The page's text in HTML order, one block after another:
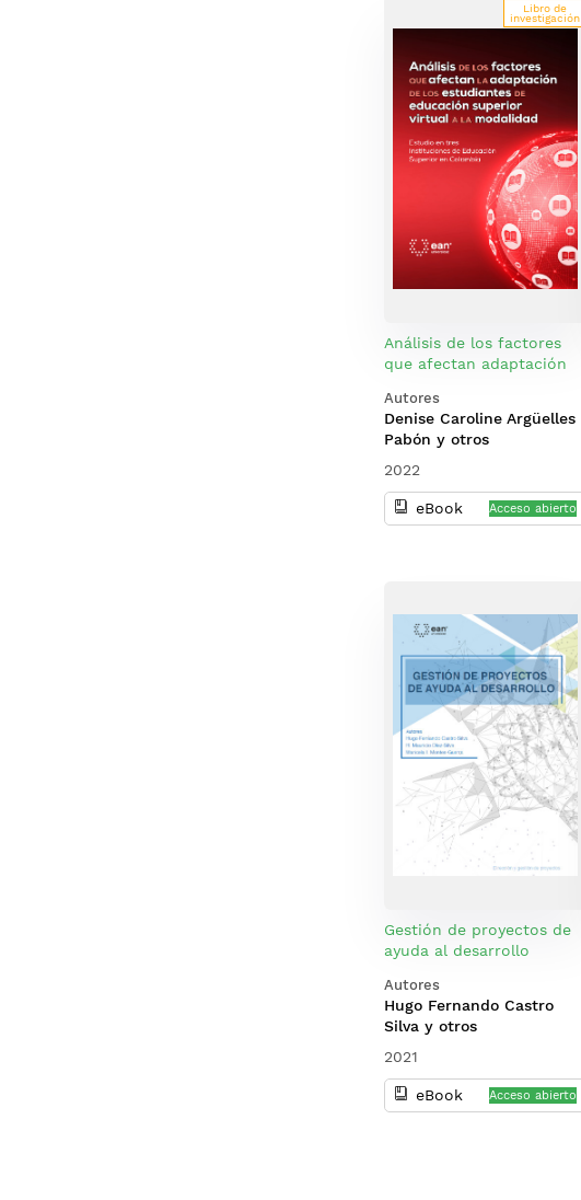
Libro de
investigación
Análisis de los factores
que afectan adaptación
educación superior virtual
a la modalidad
Autores
Denise Caroline Argüelles
Pabón y otros
2022
eBook Acceso abierto
Gestión de proyectos de
ayuda al desarrollo
Autores
Hugo Fernando Castro
Silva y otros
2021
eBook Acceso abierto